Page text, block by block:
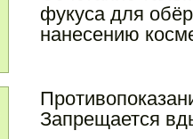
фукуса для
нанесению
Запрещается